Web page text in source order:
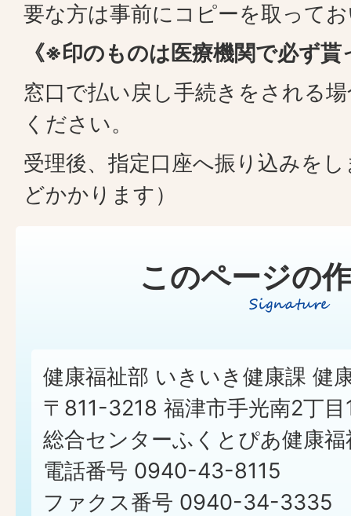
要な方は事前にコピーを取って
《※印のものは医療機関で必ず
窓口で払い戻し手続きをされる
ください。
受理後、指定口座へ振り込みを
どかかります）
このページの
健康福祉部 いきいき健康課 健
〒811-3218 福津市手光南2丁
総合センターふくとぴあ健康福
電話番号 0940-43-8115
ファクス番号 0940-34-3335